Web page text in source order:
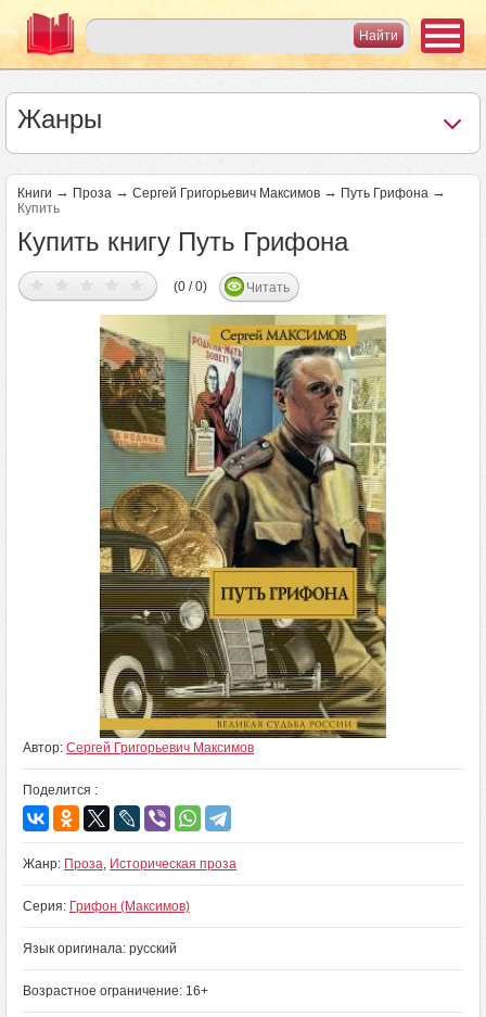
Жанры
Книги → Проза → Сергей Григорьевич Максимов → Путь Грифона →
Купить
Купить книгу Путь Грифона
(0 / 0) Читать
Автор: Сергей Григорьевич Максимов
Поделится :
Жанр: Проза, Историческая проза
Серия: Грифон (Максимов)
Язык оригинала: русский
Возрастное ограничение: 16+